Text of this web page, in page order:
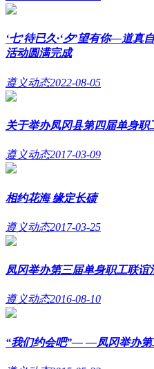
‘七’待已久·‘夕’望有你—道真
活动圆满完成
遵义动态2022-08-05
关于举办凤冈县第四届单身职
遵义动态2017-03-09
相约花海 缘定长碛
遵义动态2017-03-25
凤冈举办第三届单身职工联谊
遵义动态2016-08-10
“我们约会吧”— —凤冈举办第